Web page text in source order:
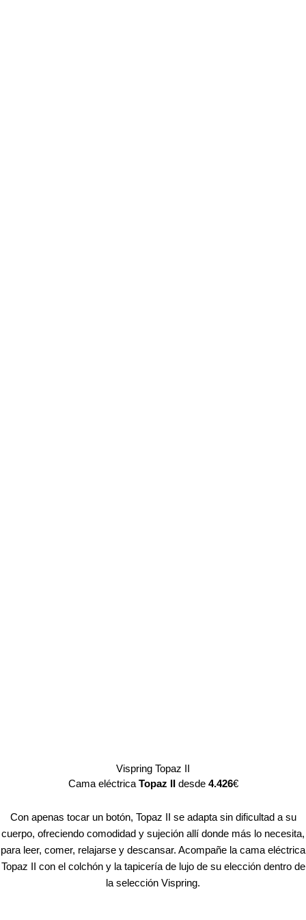
Vispring Topaz II
Cama eléctrica Topaz II desde 4.426€
Con apenas tocar un botón, Topaz II se adapta sin dificultad a su
cuerpo, ofreciendo comodidad y sujeción allí donde más lo necesita,
para leer, comer, relajarse y descansar. Acompañe la cama eléctrica
Topaz II con el colchón y la tapicería de lujo de su elección dentro de
la selección Vispring.